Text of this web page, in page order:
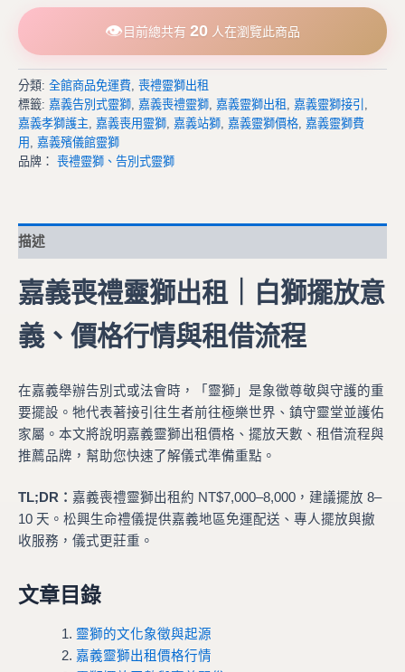
👁 目前總共有 20 人在瀏覽此商品
分類: 全館商品免運費 喪禮靈獅出租
標籤: 嘉義告別式靈獅 嘉義喪禮靈獅 嘉義靈獅出租 嘉義靈獅接引
嘉義孝獅護主 嘉義喪用靈獅 嘉義站獅 嘉義靈獅價格 嘉義靈獅費
用
嘉義殯儀館靈獅
品牌： 喪禮靈獅、告別式靈獅
描述
嘉義喪禮靈獅出租｜白獅擺放意
義、價格行情與租借流程
在嘉義舉辦告別式或法會時，「靈獅」是象徵尊敬與守護的重
要擺設。牠代表著接引往生者前往極樂世界、鎮守靈堂並護佑
家屬。本文將說明嘉義靈獅出租價格、擺放天數、租借流程與
推薦品牌，幫助您快速了解儀式準備重點。
TL;DR： 嘉義喪禮靈獅出租約 NT$7,000–8,000，建議擺放 8–
10 天。松興生命禮儀提供嘉義地區免運配送、專人擺放與撤
收服務，儀式更莊重。
文章目錄
靈獅的文化象徵與起源
嘉義靈獅出租價格行情